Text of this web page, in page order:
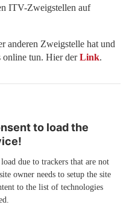
ITV-Zweigstellen auf
anderen Zweigstelle hat und
online tun. Hier derLink.
to load the
due to trackers that are not
owner needs to setup the site
to the list of technologies